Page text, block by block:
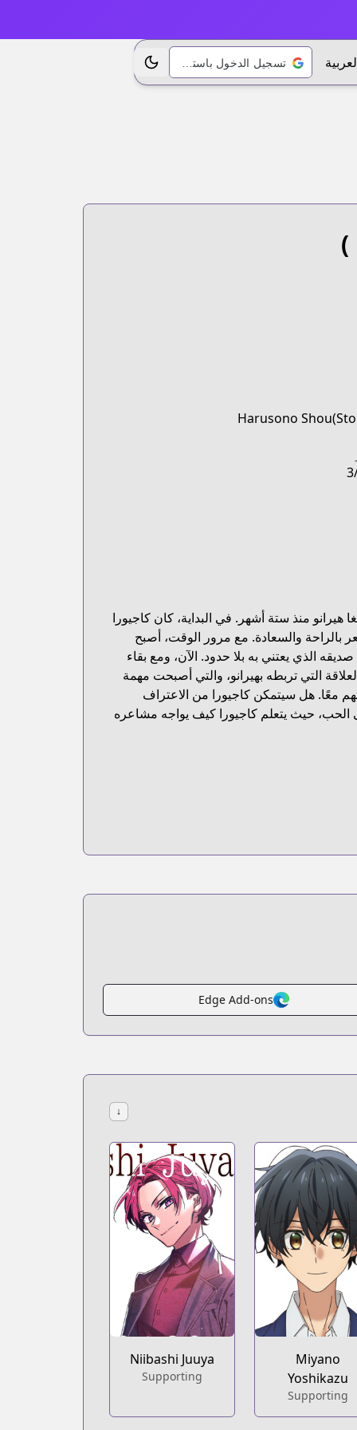
تبديل الموضوع
)
Harusono
هيرانو منذ ستة أشهر. في البداية، كان كاجيورا
بالراحة والسعادة. مع مرور الوقت، أصبح
الذي يعتني به بلا حدود. الآن، ومع بقاء
التي تربطه بهيرانو، والتي أصبحت مهمة
معًا. هل سيتمكن كاجيورا من الاعتراف
حيث يتعلم كاجيورا كيف يواجه مشاعره
Edge Add-ons
↓
Miyano
Yoshikazu
Supporting
Niibashi Juuya
Supporting